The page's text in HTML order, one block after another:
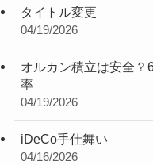
タイトル変更
04/19/2026
オルカン積立は安全？
率
04/19/2026
iDeCo手仕舞い
04/16/2026